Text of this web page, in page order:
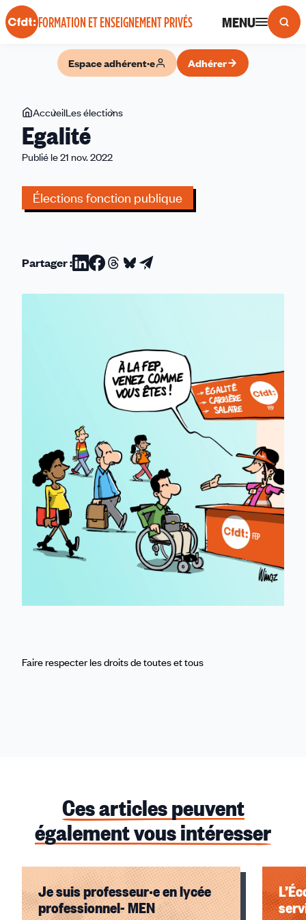
Panneau de gestion des cookies
FORMATION ET ENSEIGNEMENT PRIVÉS MENU
Espace adhérent·e Adhérer
Vous
êtes
ici
AccueilLes élections
Egalité
Publié le 21 nov. 2022
Élections fonction publique
Partager :Partager
sur
Partager
sur
Partager
sur
Partager
sur
Partager
par
Faire respecter les droitsde toutes et tous
Ces articles peuvent
également vous intéresser
Je suis professeur·e en lycée
professionnel- MEN